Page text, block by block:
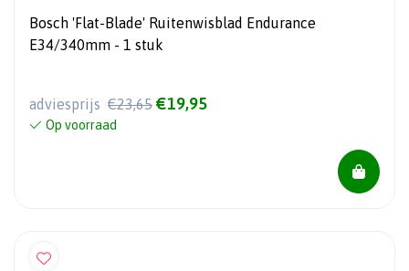
Bosch 'Flat-Blade' Ruitenwisblad Endurance
E34/340mm - 1 stuk
adviesprijs €23,65 €19,95
Op voorraad